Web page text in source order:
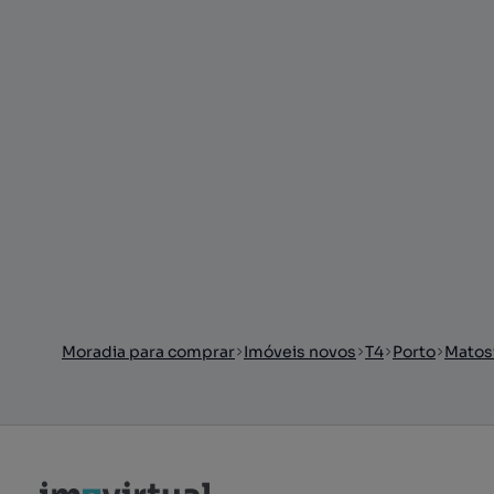
Moradia para comprar Imóveis novos T4 Porto